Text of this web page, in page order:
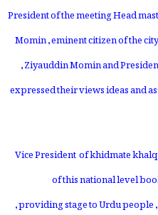
President of the meeting Head
Momin ,eminent citizen of the
,Ziyauddin Momin and
expressed their views ideas and
Vice President of khidmate
of this national level
,providing stage to Urdu